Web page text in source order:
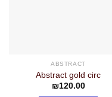
ABSTRACT
Abstract gold circ
₪120.00